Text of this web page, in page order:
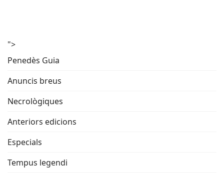
">
Penedès Guia
Anuncis breus
Necrològiques
Anteriors edicions
Especials
Tempus legendi